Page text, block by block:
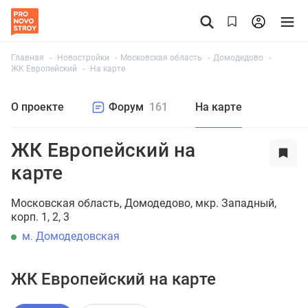
Главная Новостройки Московская область
Домодедово
ЖК Европейский
На карте
О проекте Форум 161 На карте
ЖК Европейский на
карте
Московская область Домодедово мкр. Западный,
корп. 1, 2, 3
м. Домодедовская
ЖК Европейский на карте